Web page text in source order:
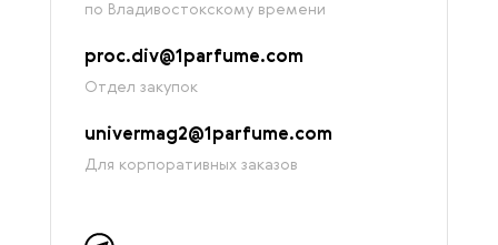
по Владивостокскому времени
proc.div@1parfume.com
Отдел закупок
univermag2@1parfume.com
Для корпоративных заказов